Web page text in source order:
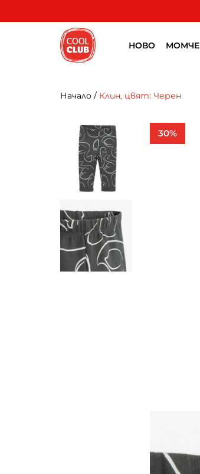
НОВО МОМЧЕ
Начало / Клин, цвят: Черен
30%